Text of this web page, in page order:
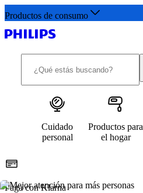
Productos de consumo
Cuidado
personal
Productos para
el hogar
Paga con Klarna